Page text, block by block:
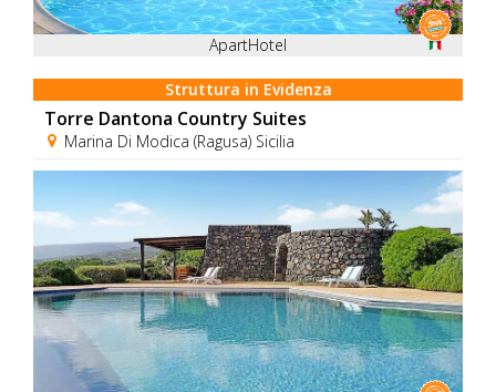
ApartHotel
Struttura in Evidenza
Torre Dantona Country Suites
Marina Di Modica (Ragusa) Sicilia